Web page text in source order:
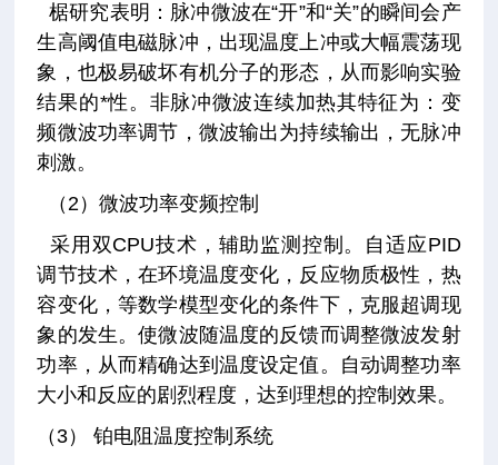
椐研究表明：脉冲微波在“开”和“关”的瞬间会产
生高阈值电磁脉冲，出现温度上冲或大幅震荡现
象，也极易破坏有机分子的形态，从而影响实验
结果的*性。非脉冲微波连续加热其特征为：变
频微波功率调节，微波输出为持续输出，无脉冲
刺激。
（2）微波功率变频控制
采用双CPU技术，辅助监测控制。自适应PID
调节技术，在环境温度变化，反应物质极性，热
容变化，等数学模型变化的条件下，克服超调现
象的发生。使微波随温度的反馈而调整微波发射
功率，从而精确达到温度设定值。自动调整功率
大小和反应的剧烈程度，达到理想的控制效果。
（3） 铂电阻温度控制系统